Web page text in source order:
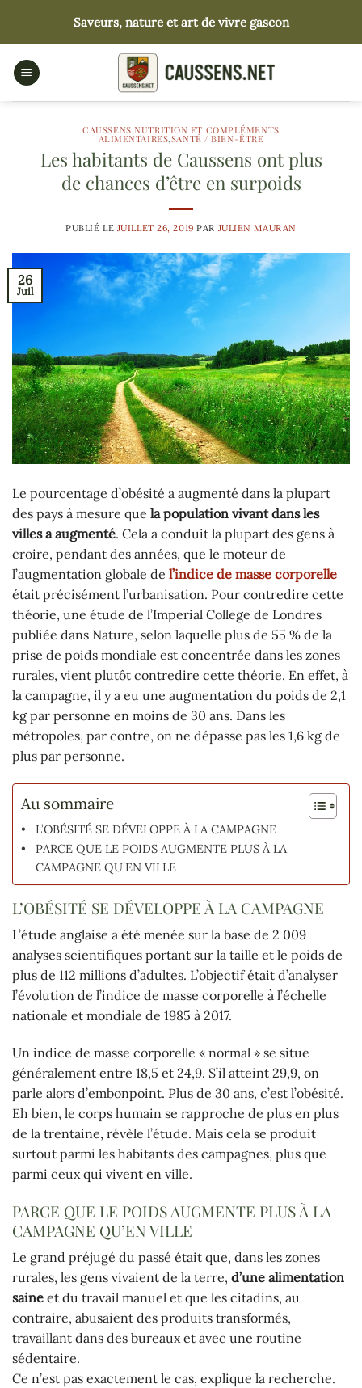
contenu
Saveurs, nature et art de vivre gascon
CAUSSENS,NUTRITION ET COMPLÉMENTS
ALIMENTAIRES,SANTÉ / BIEN-ÊTRE
Les habitants de Caussens ont plus
de chances d’être en surpoids
PUBLIÉ LE JUILLET 26, 2019 PAR JULIEN MAURAN
26
Juil
Le pourcentage d’obésité a augmenté dans la plupart
des pays à mesure que la population vivant dans les
villes a augmenté. Cela a conduit la plupart des gens à
croire, pendant des années, que le moteur de
l’augmentation globale de l’indice de masse corporelle
était précisément l’urbanisation. Pour contredire cette
théorie, une étude de l’Imperial College de Londres
publiée dans Nature, selon laquelle plus de 55 % de la
prise de poids mondiale est concentrée dans les zones
rurales, vient plutôt contredire cette théorie. En effet, à
la campagne, il y a eu une augmentation du poids de 2,1
kg par personne en moins de 30 ans. Dans les
métropoles, par contre, on ne dépasse pas les 1,6 kg de
plus par personne.
Au sommaire
L’OBÉSITÉ SE DÉVELOPPE À LA CAMPAGNE
PARCE QUE LE POIDS AUGMENTE PLUS À LA
CAMPAGNE QU’EN VILLE
L’OBÉSITÉ SE DÉVELOPPE À LA CAMPAGNE
L’étude anglaise a été menée sur la base de 2 009
analyses scientifiques portant sur la taille et le poids de
plus de 112 millions d’adultes. L’objectif était d’analyser
l’évolution de l’indice de masse corporelle à l’échelle
nationale et mondiale de 1985 à 2017.
Un indice de masse corporelle « normal » se situe
généralement entre 18,5 et 24,9. S’il atteint 29,9, on
parle alors d’embonpoint. Plus de 30 ans, c’est l’obésité.
Eh bien, le corps humain se rapproche de plus en plus
de la trentaine, révèle l’étude. Mais cela se produit
surtout parmi les habitants des campagnes, plus que
parmi ceux qui vivent en ville.
PARCE QUE LE POIDS AUGMENTE PLUS À LA
CAMPAGNE QU’EN VILLE
Le grand préjugé du passé était que, dans les zones
rurales, les gens vivaient de la terre, d’une alimentation
saine et du travail manuel et que les citadins, au
contraire, abusaient des produits transformés,
travaillant dans des bureaux et avec une routine
sédentaire.
Ce n’est pas exactement le cas, explique la recherche.